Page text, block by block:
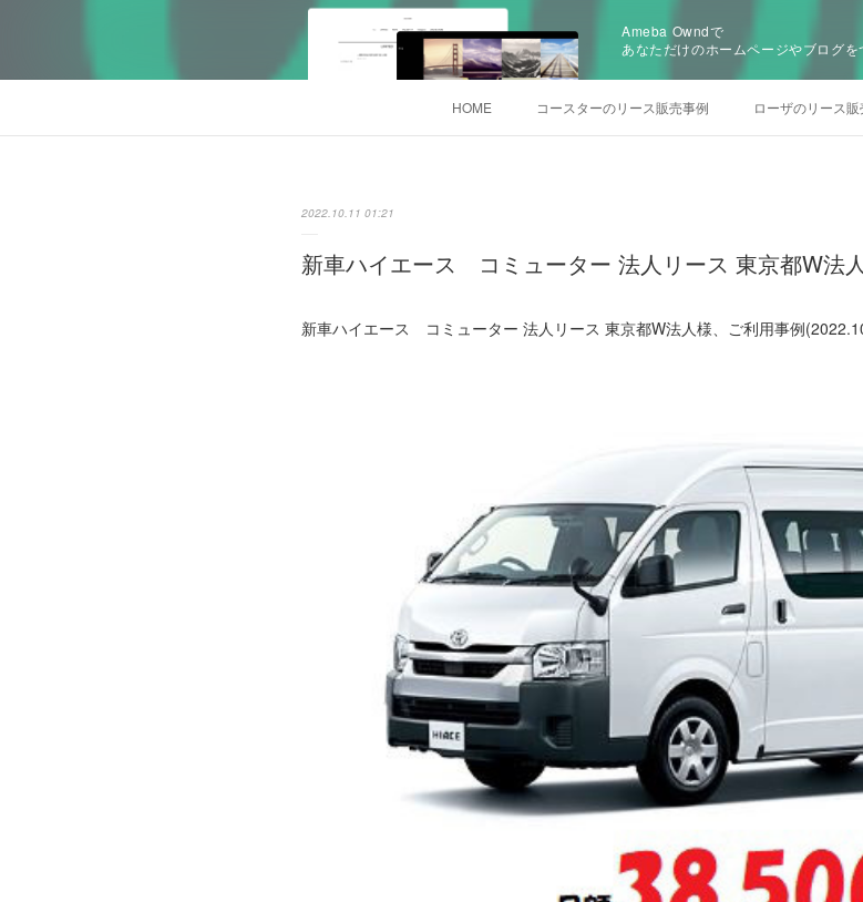
Ameba Owndで
あなただけのホームページやブログを
HOME コースターのリース販売事例 ローザのリース
2022.10.11 01:21
新車ハイエース コミューター 法人リース 東京都W法
新車ハイエース コミューター 法人リース 東京都W法人様、ご利用事例